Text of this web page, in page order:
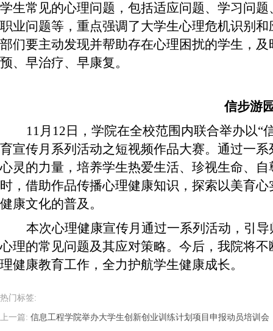
学生常见的心理问题，包括适应问题、学习问
职业问题等，重点强调了大学生心理危机识别
部们要主动发现并帮助存在心理困扰的学生，
预、早治疗、早康复。
信步游
11月12日，学院在全校范围内联合举办以
育宣传月系列活动之短视频作品大赛。通过一
心灵的力量，培养学生热爱生活、珍视生命、
时，借助作品传播心理健康知识，探索以美育
健康文化的普及。
本次心理健康宣传月通过一系列活动，引
心理的常见问题及其应对策略。今后，我院将
理健康教育工作，全力护航学生健康成长。
热门标签:
上一篇: 信息工程学院举办大学生创新创业训练计划项目申报动员培训会